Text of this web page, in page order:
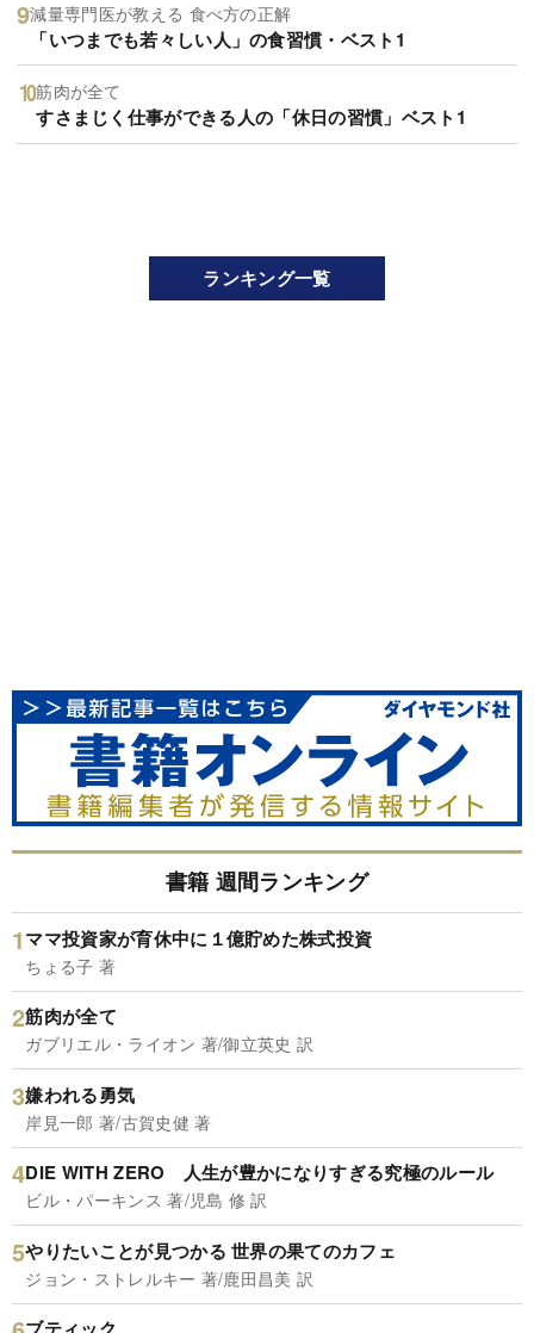
減量専門医が教える 食べ方の正解
「いつまでも若々しい人」の食習慣・ベスト1
筋肉が全て
すさまじく仕事ができる人の「休日の習慣」ベスト1
ランキング一覧
書籍 週間ランキング
ママ投資家が育休中に１億貯めた株式投資
ちょる子 著
筋肉が全て
ガブリエル・ライオン 著/御立英史 訳
嫌われる勇気
岸見一郎 著/古賀史健 著
DIE WITH ZERO 人生が豊かになりすぎる究極のルール
ビル・パーキンス 著/児島 修 訳
やりたいことが見つかる 世界の果てのカフェ
ジョン・ストレルキー 著/鹿田昌美 訳